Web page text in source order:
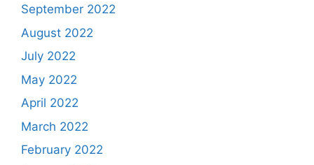
September 2022
August 2022
July 2022
May 2022
April 2022
March 2022
February 2022